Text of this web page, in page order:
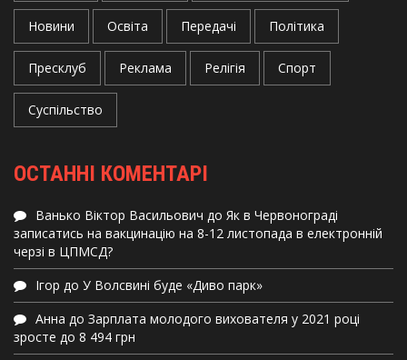
Новини Освіта Передачі Політика
Пресклуб Реклама Релігія Спорт
Суспільство
ОСТАННІ КОМЕНТАРІ
Ванько Віктор Васильович до Як в Червонограді
записатись на вакцинацію на 8-12 листопада в електронній
черзі в ЦПМСД?
Ігор до У Волсвині буде «Диво парк»
Анна до Зарплата молодого вихователя у 2021 році
зросте до 8 494 грн